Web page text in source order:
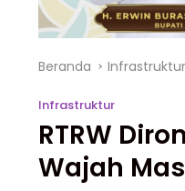
Beranda Infrastruktur
Infrastruktur
RTRW
Wajah